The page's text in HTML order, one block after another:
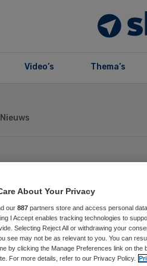
Video’s Thema’s
Nieuws
health-
About Your Privacy
our 887 partners store and access personal
I Accept enables tracking technologies to
Selecting Reject All or withdrawing your
see may not be as relevant to you. You can
by clicking the Manage Preferences link on the
For more details, refer to our Privacy Policy.